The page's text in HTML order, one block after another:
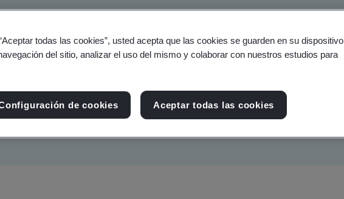
todas las cookies”, usted acepta que las cookies se guarden en su dispositivo
del sitio, analizar el uso del mismo y colaborar con nuestros estudios para
de cookies Aceptar todas las cookies